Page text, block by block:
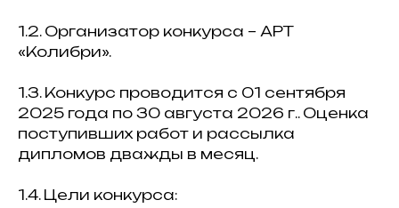
1.2. Организатор конкурса – АРТ
«Колибри».
1.3. Конкурс проводится с 01 сентября
2025 года по 30 августа 2026 г.. Оценка
поступивших работ и рассылка
дипломов дважды в месяц.
1.4. Цели конкурса: